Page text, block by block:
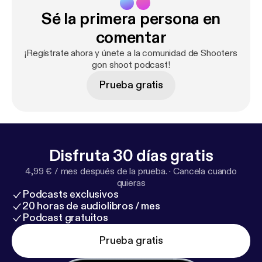
Sé la primera persona en
comentar
¡Regístrate ahora y únete a la comunidad de Shooters
gon shoot podcast!
Prueba gratis
Disfruta 30 días gratis
4,99 € / mes después de la prueba. ·Cancela cuando
quieras
Podcasts exclusivos
20 horas de audiolibros / mes
Podcast gratuitos
Prueba gratis